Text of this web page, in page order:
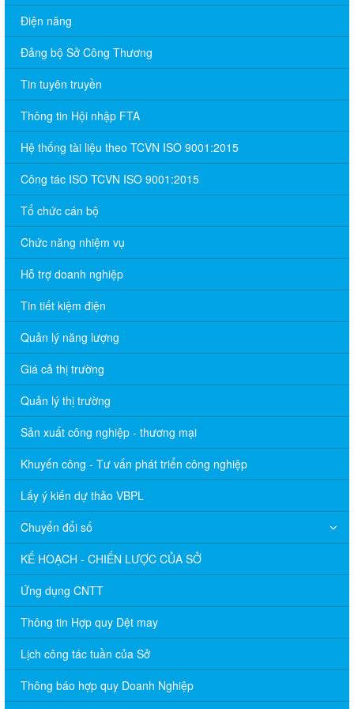
Điện năng
Đảng bộ Sở Công Thương
Tin tuyên truyền
Thông tin Hội nhập FTA
Hệ thống tài liệu theo TCVN ISO 9001:2015
Công tác ISO TCVN ISO 9001:2015
Tổ chức cán bộ
Chức năng nhiệm vụ
Hỗ trợ doanh nghiệp
Tin tiết kiệm điện
Quản lý năng lượng
Giá cả thị trường
Quản lý thị trường
Sản xuất công nghiệp - thương mại
Khuyến công - Tư vấn phát triển công nghiệp
Lấy ý kiến dự thảo VBPL
Chuyển đổi số
KẾ HOẠCH - CHIẾN LƯỢC CỦA SỞ
Ứng dụng CNTT
Thông tin Hợp quy Dệt may
Lịch công tác tuần của Sở
Thông báo hợp quy Doanh Nghiệp